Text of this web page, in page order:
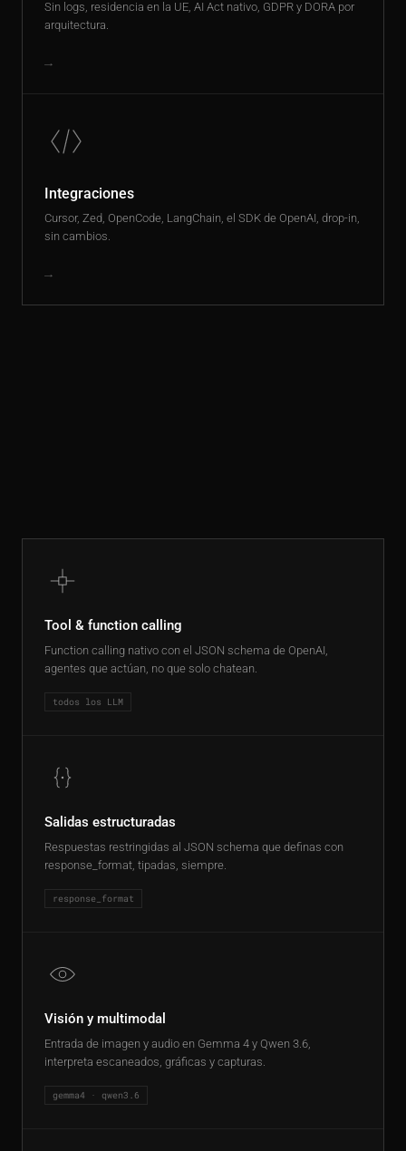
Sin logs, residencia en la UE, AI Act nativo, GDPR y DORA por
arquitectura.
→
Integraciones
Cursor, Zed, OpenCode, LangChain, el SDK de OpenAI, drop-in,
sin cambios.
→
Tool & function calling
Function calling nativo con el JSON schema de OpenAI,
agentes que actúan, no que solo chatean.
todos los LLM
Salidas estructuradas
Respuestas restringidas al JSON schema que definas con
response_format, tipadas, siempre.
response_format
Visión y multimodal
Entrada de imagen y audio en Gemma 4 y Qwen 3.6,
interpreta escaneados, gráficas y capturas.
gemma4 · qwen3.6